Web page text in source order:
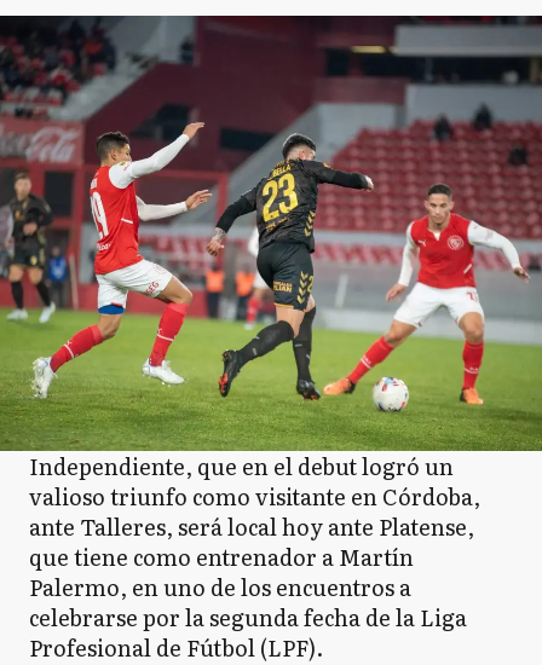
Independiente, que en el debut logró un
valioso triunfo como visitante en Córdoba,
ante Talleres, será local hoy ante Platense,
que tiene como entrenador a Martín
Palermo, en uno de los encuentros a
celebrarse por la segunda fecha de la Liga
Profesional de Fútbol (LPF).